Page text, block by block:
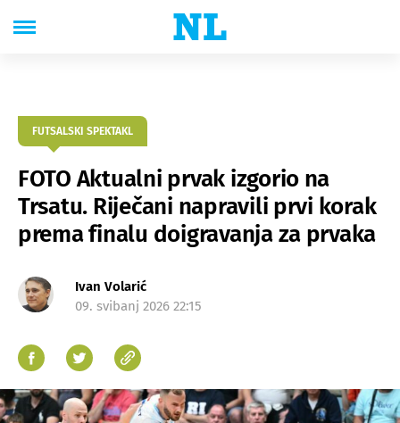
FUTSALSKI SPEKTAKL
FOTO Aktualni prvak izgorio na
Trsatu. Riječani napravili prvi korak
prema finalu doigravanja za prvaka
Ivan Volarić
09. svibanj 2026 22:15